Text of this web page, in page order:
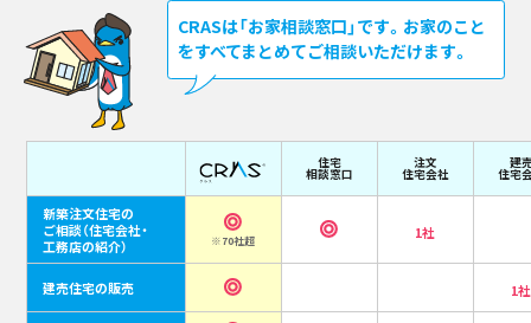
CRASは「お家相談窓口」です。お家のこと
をすべてまとめてご相談いただけます。
住宅
相談窓口
注文
住宅会社
建
住宅
新築注文住宅の
ご相談（住宅会社・
工務店の紹介）
※70社超 1社
建売住宅の販売 1社